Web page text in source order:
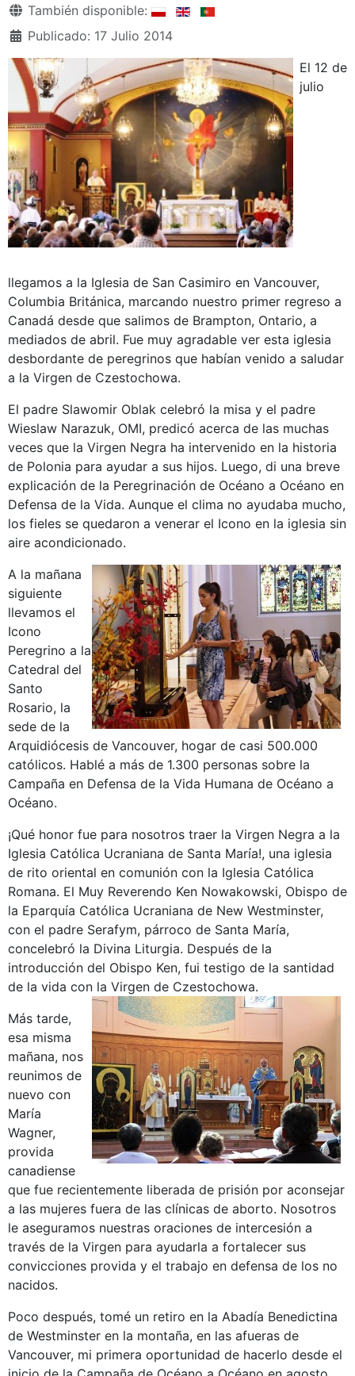
Detalles
También disponible:
Publicado: 17 Julio 2014
El 12 de
julio
llegamos a la Iglesia de San Casimiro en Vancouver,
Columbia Británica, marcando nuestro primer regreso a
Canadá desde que salimos de Brampton, Ontario, a
mediados de abril. Fue muy agradable ver esta iglesia
desbordante de peregrinos que habían venido a saludar
a la Virgen de Czestochowa.
El padre Slawomir Oblak celebró la misa y el padre
Wieslaw Narazuk, OMI, predicó acerca de las muchas
veces que la Virgen Negra ha intervenido en la historia
de Polonia para ayudar a sus hijos. Luego, di una breve
explicación de la Peregrinación de Océano a Océano en
Defensa de la Vida. Aunque el clima no ayudaba mucho,
los fieles se quedaron a venerar el Icono en la iglesia sin
aire acondicionado.
A la mañana
siguiente
llevamos el
Icono
Peregrino a la
Catedral del
Santo
Rosario, la
sede de la
Arquidiócesis de Vancouver, hogar de casi 500.000
católicos. Hablé a más de 1.300 personas sobre la
Campaña en Defensa de la Vida Humana de Océano a
Océano.
¡Qué honor fue para nosotros traer la Virgen Negra a la
Iglesia Católica Ucraniana de Santa María!, una iglesia
de rito oriental en comunión con la Iglesia Católica
Romana. El Muy Reverendo Ken Nowakowski, Obispo de
la Eparquía Católica Ucraniana de New Westminster,
con el padre Serafym, párroco de Santa María,
concelebró la Divina Liturgia. Después de la
introducción del Obispo Ken, fui testigo de la santidad
de la vida con la Virgen de Czestochowa.
Más tarde,
esa misma
mañana, nos
reunimos de
nuevo con
María
Wagner,
provida
canadiense
que fue recientemente liberada de prisión por aconsejar
a las mujeres fuera de las clínicas de aborto. Nosotros
le aseguramos nuestras oraciones de intercesión a
través de la Virgen para ayudarla a fortalecer sus
convicciones provida y el trabajo en defensa de los no
nacidos.
Poco después, tomé un retiro en la Abadía Benedictina
de Westminster en la montaña, en las afueras de
Vancouver, mi primera oportunidad de hacerlo desde el